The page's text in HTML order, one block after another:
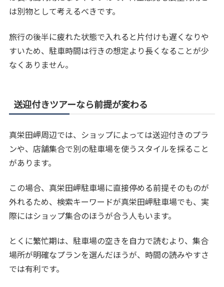
は別物として考えるべきです。
旅行の後半に疲れた状態で入れると片付けも遅くなりや
すいため、駐車時間は行きの想定より長くなることが少
なくありません。
送迎付きツアーなら前提が変わる
真栄田岬周辺では、ショップによっては送迎付きのプラ
ンや、店舗集合で別の駐車場を使うスタイルを採ること
があります。
この場合、真栄田岬駐車場に直接停める前提そのものが
外れるため、検索キーワードが真栄田岬駐車場でも、実
際にはショップ集合のほうが合う人もいます。
とくに繁忙期は、駐車場の空きを自力で読むより、集合
場所が明確なプランを選んだほうが、時間の読みやすさ
では有利です。